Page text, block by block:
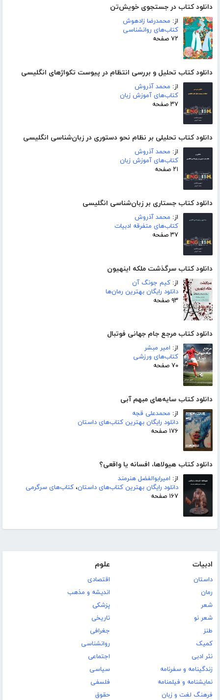
دانلود کتاب در جستجوی خویش‌تن
از: محمدرضا زادهوش
کتاب‌های روانشناسی
۷۲ صفحه
دانلود کتاب تحلیل و بررسی انتظام در پیوست تکواژهای انگلیسی
از: محمد آذروش
کتاب‌های آموزش زبان
۳۷ صفحه
دانلود کتاب تحلیلی بر نظام نحو دستوری در زبان‌شناسی انگلیسی
از: محمد آذروش
کتاب‌های آموزش زبان
۲۱ صفحه
دانلود کتاب جستاری بر زبان‌شناسی انگلیسی
از: محمد آذروش
کتاب‌های متفرقه ادبیات
۳۷ صفحه
دانلود کتاب سرگذشت ملکه اینهیون
از: کیم جونگ آن
دانلود رایگان بهترین رمان‌ها
۹۳ صفحه
دانلود کتاب مرجع جام جهانی فوتبال
از: امیر مبشر
کتاب‌های ورزشی
۷۰ صفحه
دانلود کتاب سایه‌های مبهم آبی
از: محمدعلی قجه
دانلود رایگان بهترین کتاب‌های داستان
۱۷۶ صفحه
دانلود کتاب هیولاها، افسانه یا واقعی؟
از: امیرابوالفضل هنرمند
دانلود رایگان بهترین کتاب‌های داستان، کتاب‌های سرگرمی
۱۶۷ صفحه
ادبیات
داستان
رمان
شعر
شعر نو
طنز
کمیک
نثر ادبی
زندگینامه و سفرنامه
نمایشنامه و فیلمنامه
فرهنگ لغت و زبان
علوم
اقتصادی
اندیشه و مذهب
پزشکی
تاریخی
جغرافی
روانشناسی
اجتماعی
سیاسی
فلسفی
حقوق